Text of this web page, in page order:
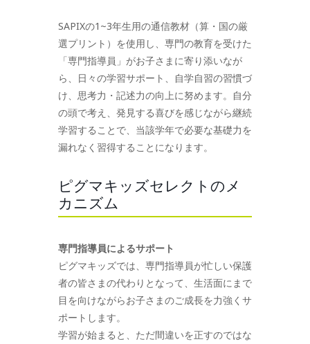
SAPIXの1~3年生用の通信教材（算・国の厳
選プリント）を使用し、専門の教育を受けた
「専門指導員」がお子さまに寄り添いなが
ら、日々の学習サポート、自学自習の習慣づ
け、思考力・記述力の向上に努めます。自分
の頭で考え、発見する喜びを感じながら継続
学習することで、当該学年で必要な基礎力を
漏れなく習得することになります。
ピグマキッズセレクトのメ
カニズム
専門指導員によるサポート
ピグマキッズでは、専門指導員が忙しい保護
者の皆さまの代わりとなって、生活面にまで
目を向けながらお子さまのご成長を力強くサ
ポートします。
学習が始まると、ただ間違いを正すのではな